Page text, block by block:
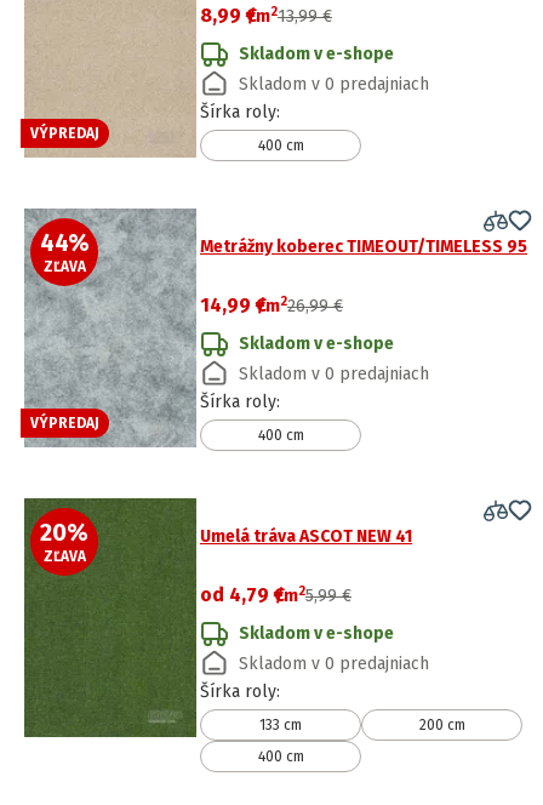
VÝPREDAJ
8,99 €
/m213,99 €
Skladom v e-shope
Skladom v 0 predajniach
Šírka roly:
400 cm
44%
ZĽAVA
VÝPREDAJ
Metrážny koberec TIMEOUT/TIMELESS 95
14,99 €
/m226,99 €
Skladom v e-shope
Skladom v 0 predajniach
Šírka roly:
400 cm
20%
ZĽAVA
Umelá tráva ASCOT NEW 41
od 4,79 €
/m25,99 €
Skladom v e-shope
Skladom v 0 predajniach
Šírka roly:
133 cm
200 cm
400 cm